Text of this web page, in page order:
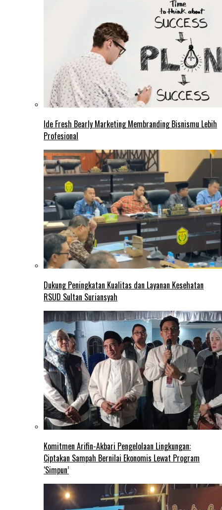
Ide Fresh Bearly Marketing Membranding Bisnismu Lebih
Profesional
Dukung Peningkatan Kualitas dan Layanan Kesehatan
RSUD Sultan Suriansyah
Komitmen Arifin-Akbari Pengelolaan Lingkungan:
Ciptakan Sampah Bernilai Ekonomis Lewat Program
‘Simpun’